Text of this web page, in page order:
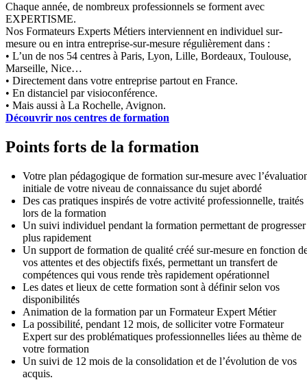
Chaque année, de nombreux professionnels se forment avec
EXPERTISME.
Nos Formateurs Experts Métiers interviennent en individuel sur-
mesure ou en intra entreprise-sur-mesure régulièrement dans :
• L’un de nos 54 centres à Paris, Lyon, Lille, Bordeaux, Toulouse,
Marseille, Nice…
• Directement dans votre entreprise partout en France.
• En distanciel par visioconférence.
• Mais aussi à La Rochelle, Avignon.
Découvrir nos centres de formation
Points forts de la formation
Votre plan pédagogique de formation sur-mesure avec
initiale de votre niveau de connaissance du sujet abordé
Des cas pratiques inspirés de votre activité professionnelle, traités
lors de la formation
Un suivi individuel pendant la formation permettant de progresser
plus rapidement
Un support de formation de qualité créé sur-mesure en fonction
vos attentes et des objectifs fixés, permettant un transfert de
compétences qui vous rende très rapidement opérationnel
Les dates et lieux de cette formation sont à définir selon vos
disponibilités
Animation de la formation par un Formateur Expert Métier
La possibilité, pendant 12 mois, de solliciter votre Formateur
Expert sur des problématiques professionnelles liées au thème de
votre formation
Un suivi de 12 mois de la consolidation et de l’évolution de vos
acquis.